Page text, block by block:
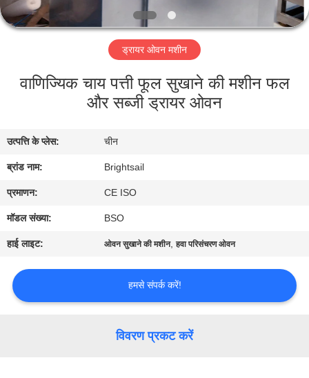
हमारे
बारे
गुणवत्ता
नियंत्रण
संपर्क
समाचार
ड्रायर ओवन मशीन
वाणिज्यिक चाय पत्ती फूल सुखाने की मशीन फल
और सब्जी ड्रायर ओवन
उत्पत्ति के प्लेस: चीन
ब्रांड नाम: Brightsail
प्रमाणन: CE ISO
मॉडल संख्या: BSO
हाई लाइट: ओवन सुखाने की मशीन,हवा परिसंचरण ओवन
हमसे संपर्क करें!
विवरण प्रकट करें